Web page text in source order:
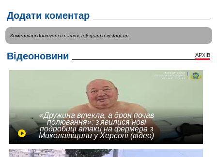
Додати коментар
Коментарі доступні в наших Telegramи instagram.
Відеоновини АРХІВ
«Дружина втекла, а дрон почав
полювання»: з'явилися нові
подробиці атаки на фермера з
Миколаївщини у Херсоні (відео)